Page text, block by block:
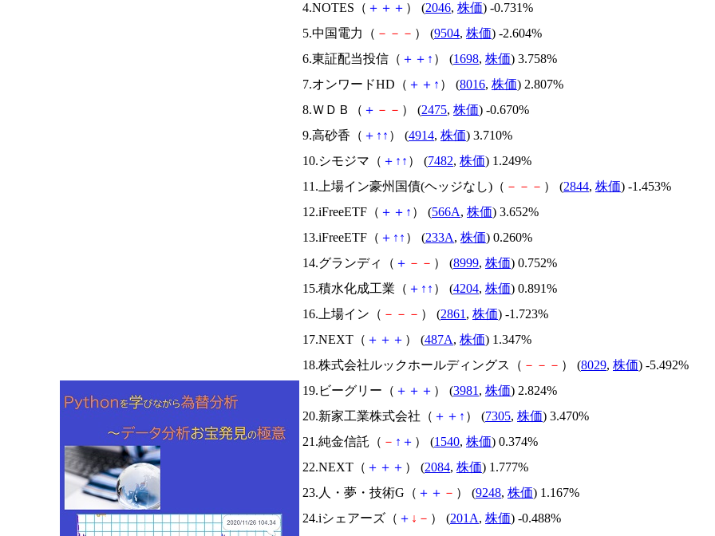
4.NOTES（ ＋ ＋ ＋ ） (2046, 株価) -0.731%
5.中国電力（ － － － ） (9504, 株価) -2.604%
6.東証配当投信（ ＋ ＋ ↑ ） (1698, 株価) 3.758%
7.オンワードHD（ ＋ ＋ ↑ ） (8016, 株価) 2.807%
8.ＷＤＢ（ ＋ － － ） (2475, 株価) -0.670%
9.高砂香（ ＋ ↑ ↑ ） (4914, 株価) 3.710%
10.シモジマ（ ＋ ↑ ↑ ） (7482, 株価) 1.249%
11.上場イン豪州国債(ヘッジなし)（ － － － ） (2844, 株価) -1.453%
12.iFreeETF（ ＋ ＋ ↑ ） (566A, 株価) 3.652%
13.iFreeETF（ ＋ ↑ ↑ ） (233A, 株価) 0.260%
14.グランディ（ ＋ － － ） (8999, 株価) 0.752%
15.積水化成工業（ ＋ ↑ ↑ ） (4204, 株価) 0.891%
16.上場イン（ － － － ） (2861 , 株価) -1.723%
17.NEXT（ ＋ ＋ ＋ ） (487A, 株価) 1.347%
18.株式会社ルックホールディングス（ － － － ） (8029, 株価) -5.492%
19.ビーグリー（ ＋ ＋ ＋ ） (3981 , 株価) 2.824%
20.新家工業株式会社（ ＋ ＋ ↑ ） (7305, 株価) 3.470%
21.純金信託（ － ↑ ＋ ） (1540, 株価) 0.374%
22.NEXT（ ＋ ＋ ＋ ） (2084, 株価) 1.777%
23.人・夢・技術G（ ＋ ＋ － ） (9248, 株価) 1.167%
24.iシェアーズ（ ＋ ↓ － ） (201A, 株価) -0.488%